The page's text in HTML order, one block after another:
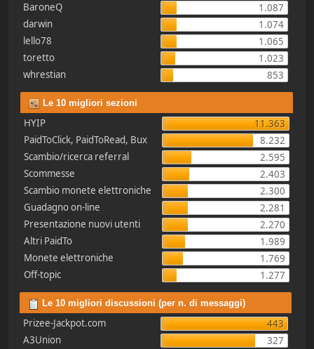
BaroneQ
1.087
darwin
1.074
lello78
1.065
toretto
1.023
whrestian
853
Le 10 migliori sezioni
HYIP
11.363
PaidToClick, PaidToRead, Bux
8.232
Scambio/ricerca referral
2.595
Scommesse
2.403
Scambio monete elettroniche
2.300
Guadagno on-line
2.281
Presentazione nuovi utenti
2.270
Altri PaidTo
1.989
Monete elettroniche
1.769
Off-topic
1.277
Le 10 migliori discussioni (per n. di messaggi)
Prizee-Jackpot.com
443
A3Union
327